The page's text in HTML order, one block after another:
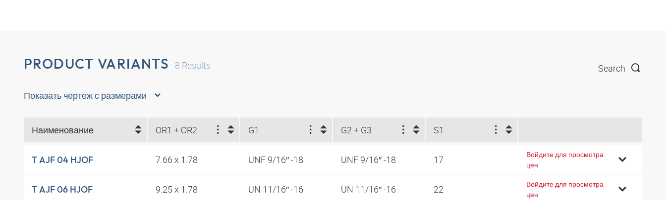
PRODUCT VARIANTS 8 Results Search
Показать чертеж с размерами
Наименование OR1 + OR2 G1 G2 + G3 S1
T AJF 04 HJOF 7.66 x 1.78 UNF 9/16″ -18 UNF 9/16″ -18 17
Войдите для просмотра
цен
T AJF 06 HJOF 9.25 x 1.78 UN 11/16″ -16 UN 11/16″ -16 22
Войдите для просмотра
цен